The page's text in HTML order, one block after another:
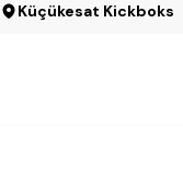
Küçükesat Kickboks